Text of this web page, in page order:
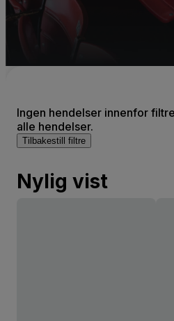
Ingen hendelser innenfor
alle hendelser.
Tilbakestill filtre
Nylig vist